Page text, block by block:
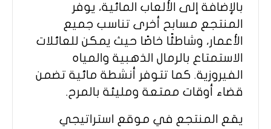
بالإضافة إلى الألعاب المائية، يوفر
المنتجع مسابح أخرى تناسب جميع
الأعمار، وشاطئًا خاصًا حيث يمكن للعائلات
الاستمتاع بالرمال الذهبية والمياه
الفيروزية. كما تتوفر أنشطة مائية تضمن
قضاء أوقات ممتعة ومليئة بالمرح.
يقع المنتجع في موقع استراتيجي